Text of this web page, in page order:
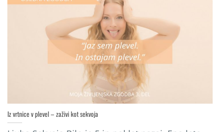
Iz vrtnice v plevel – zaživi kot sekvoja